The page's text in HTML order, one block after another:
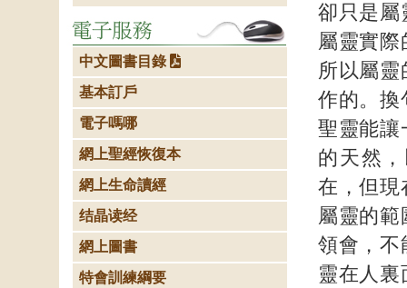
卻只是屬
屬靈實
所以屬
作的。換
聖靈能讓
的天然
在，但現
屬靈的
領會，不
靈在人
中文圖書目錄
基本訂戶
電子嗎哪
網上聖經恢復本
網上生命讀經
结晶读经
網上圖書
特會訓練綱要